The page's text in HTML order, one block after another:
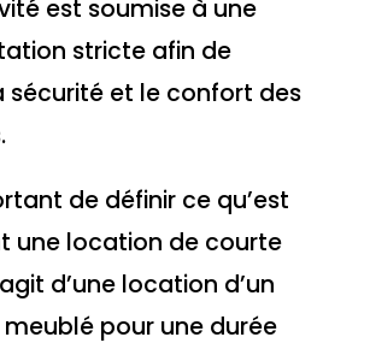
est soumise à une
stricte afin de
sécurité et le confort des
de définir ce qu’est
une location de courte
d’une location d’un
pour une durée